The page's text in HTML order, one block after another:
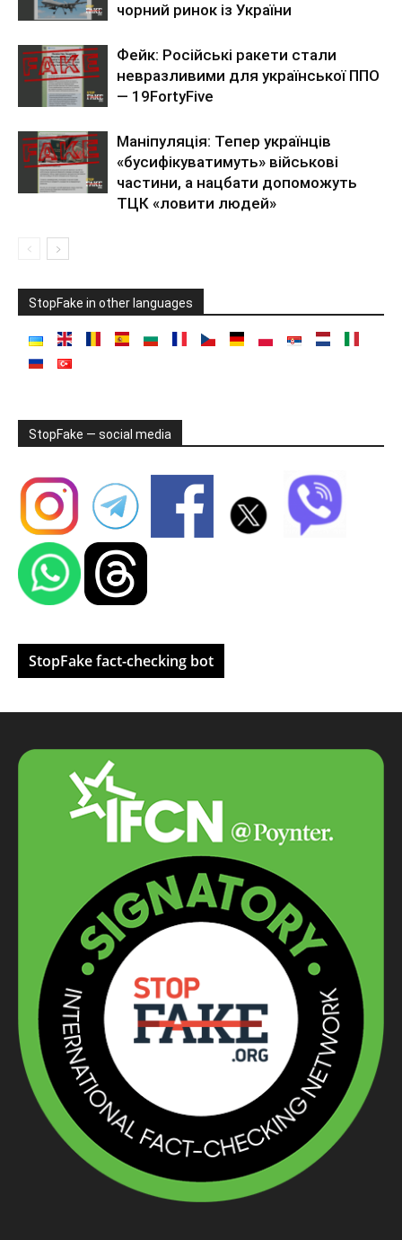
чорний ринок із України
Фейк: Російські ракети стали
невразливими для української ППО
— 19FortyFive
Маніпуляція: Тепер українців
«бусифікуватимуть» військові
частини, а нацбати допоможуть
ТЦК «ловити людей»
StopFake in other languages
StopFake — social media
StopFake fact-checking bot